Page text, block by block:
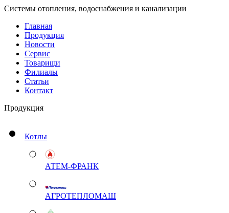
Системы отопления, водоснабжения и канализации
Главная
Продукция
Новости
Сервис
Товарищи
Филиалы
Статьи
Контакт
Продукция
Котлы
АТЕМ-ФРАНК
АГРОТЕПЛОМАШ